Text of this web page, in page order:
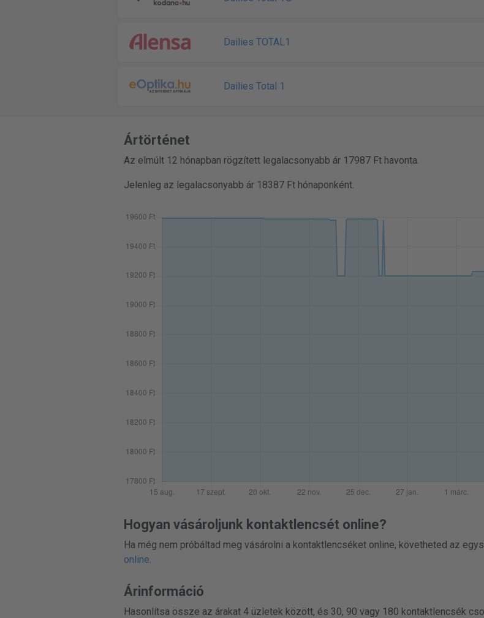
Dailies TOTAL1
Dailies Total 1
Ártörténet
Az elmúlt 12 hónapban rögzített legalacsonyabb ár 17987 Ft havonta.
Jelenleg az legalacsonyabb ár 18387 Ft hónaponként.
Hogyan vásároljunk kontaktlencsét online?
Ha még nem próbáltad meg vásárolni a kontaktlencséket online, követheted az
online.
Árinformáció
Hasonlítsa össze az árakat 4 üzletek között, és 30, 90 vagy 180 kontaktlencsék